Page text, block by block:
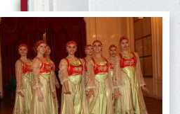
слабовидящих A A A